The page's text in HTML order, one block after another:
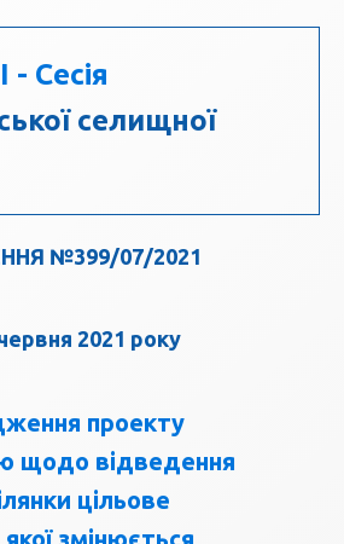
- Сесія
селищної
№399/07/2021
2021 року
проекту
щодо відведення
цільове